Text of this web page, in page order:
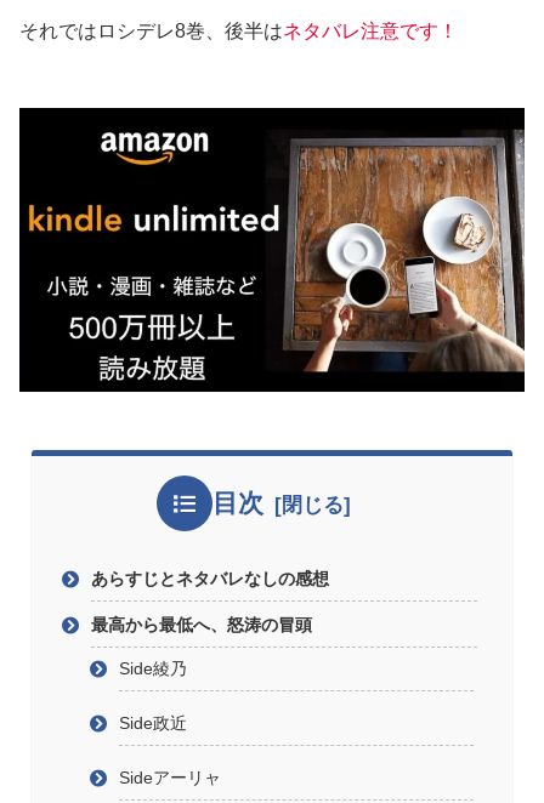
それではロシデレ8巻、後半はネタバレ注意です！
目次
あらすじとネタバレなしの感想
最高から最低へ、怒涛の冒頭
Side綾乃
Side政近
Sideアーリャ